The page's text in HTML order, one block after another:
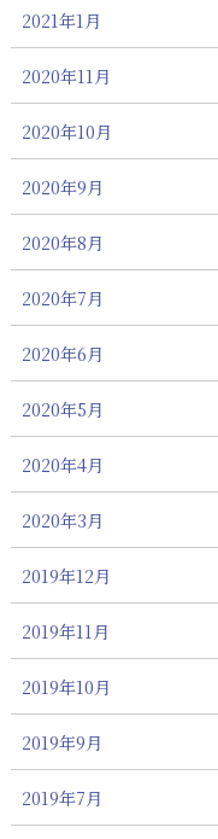
2021年1月
2020年11月
2020年10月
2020年9月
2020年8月
2020年7月
2020年6月
2020年5月
2020年4月
2020年3月
2019年12月
2019年11月
2019年10月
2019年9月
2019年7月